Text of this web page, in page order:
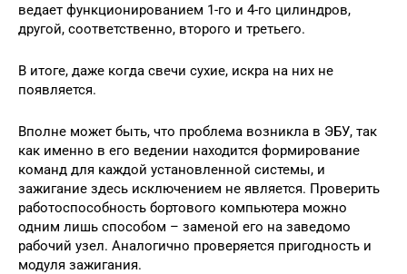
ведает функционированием 1-го и 4-го цилиндров,
другой, соответственно, второго и третьего.
В итоге, даже когда свечи сухие, искра на них не
появляется.
Вполне может быть, что проблема возникла в ЭБУ, так
как именно в его ведении находится формирование
команд для каждой установленной системы, и
зажигание здесь исключением не является. Проверить
работоспособность бортового компьютера можно
одним лишь способом – заменой его на заведомо
рабочий узел. Аналогично проверяется пригодность и
модуля зажигания.